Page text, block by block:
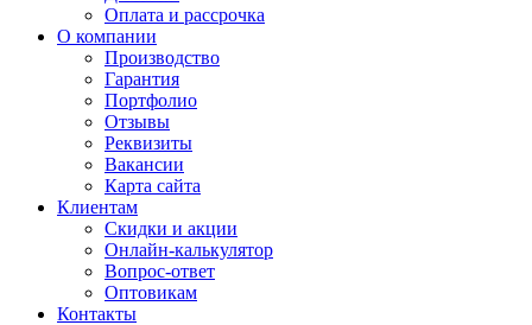
Оплата и рассрочка
О компании
Производство
Гарантия
Портфолио
Отзывы
Реквизиты
Вакансии
Карта сайта
Клиентам
Скидки и акции
Онлайн-калькулятор
Вопрос-ответ
Оптовикам
Контакты